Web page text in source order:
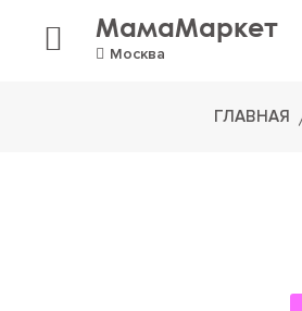
МамаМаркет
Москва
ГЛАВНАЯ